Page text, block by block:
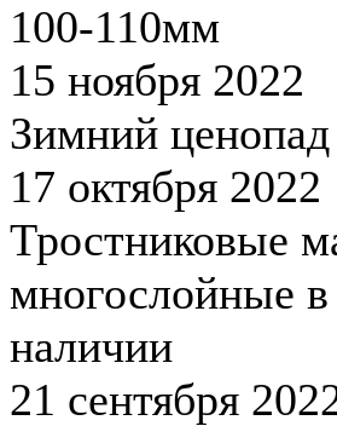
100-110мм
15 ноября 2022
Зимний ценопад
17 октября 2022
Тростниковые
многослойные в
наличии
21 сентября